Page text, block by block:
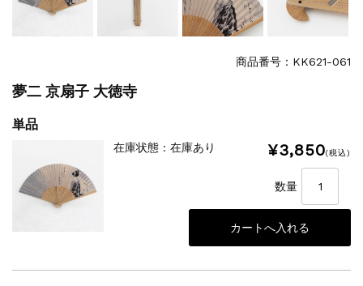
商品番号：KK621-061
夢二 京扇子 大徳寺
単品
在庫状態 : 在庫あり ¥3,850(税込)
数量